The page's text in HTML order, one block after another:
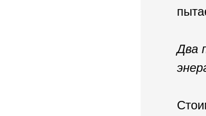
Два